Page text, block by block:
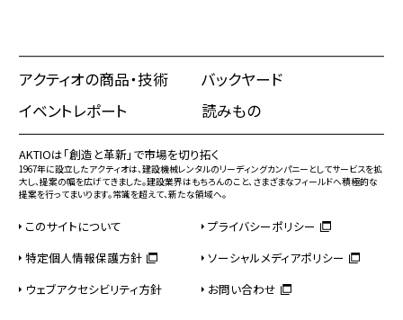
アクティオの商品・技術
バックヤード
イベントレポート
読みもの
AKTIOは「創造と革新」で市場を切り拓く
1967年に設立したアクティオは、建設機械レンタルのリーディングカンパニーとしてサービスを拡
大し、提案の幅を広げてきました。建設業界はもちろんのこと、さまざまなフィールドへ積極的な
提案を行ってまいります。常識を超えて、新たな領域へ。
このサイトについて
プライバシーポリシー
特定個人情報保護方針
ソーシャルメディアポリシー
ウェブアクセシビリティ方針
お問い合わせ